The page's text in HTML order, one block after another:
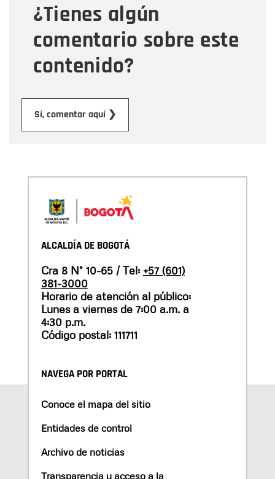
¿Tienes algún
comentario sobre este
contenido?
Sí, comentar aquí ❯
Mensaje
ALCALDÍA DE BOGOTÁ
Cra 8 N° 10-65 / Tel: +57 (601)
381-3000
Horario de atención al público:
Lunes a viernes de 7:00 a.m. a
4:30 p.m.
Código postal: 111711
NAVEGA POR PORTAL
Conoce el mapa del sitio
Entidades de control
Archivo de noticias
Transparencia y acceso a la